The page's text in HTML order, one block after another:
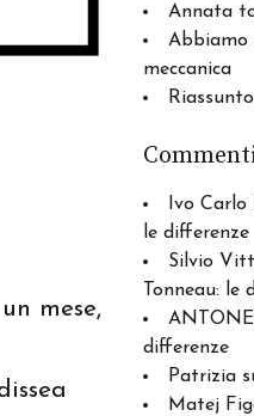
mese,
Annata
Abbiamo
meccanica
Ivo
le differenze
Silvio
Tonneau: le
differenze
Patrizia
Matej